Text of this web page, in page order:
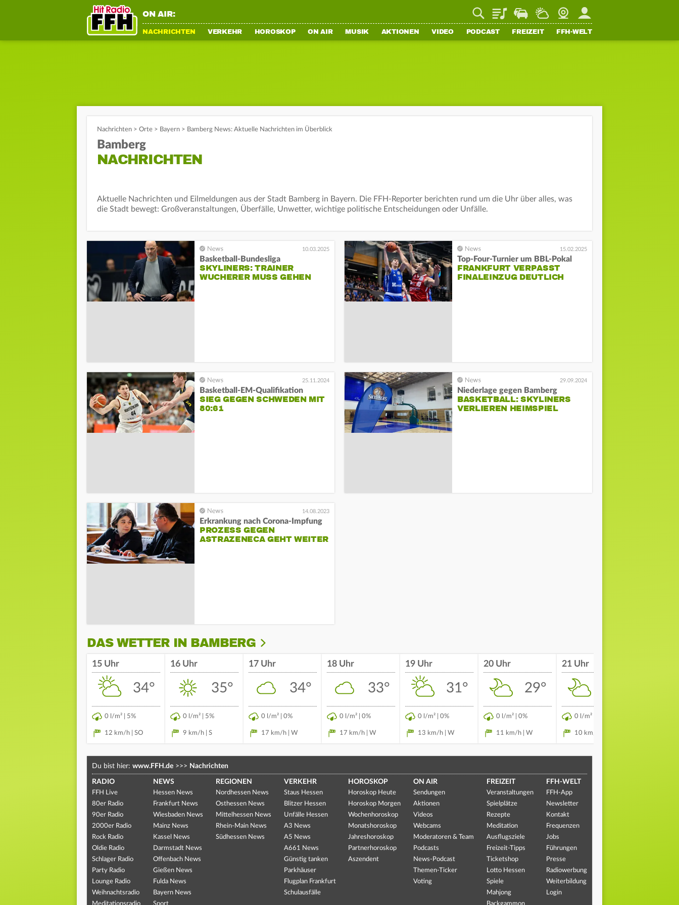
ON AIR: PlaylistStaupilotWetterWebcamMein FFH
NACHRICHTEN VERKEHR HOROSKOP ON AIR MUSIK AKTIONEN VIDEO PODCAST FREIZEIT FFH-WELT
Nachrichten > Orte > Bayern > Bamberg News: Aktuelle Nachrichten im Überblick
Bamberg
NACHRICHTEN
Aktuelle Nachrichten und Eilmeldungen aus der Stadt Bamberg in Bayern. Die FFH-Reporter berichten rund um die Uhr über alles, was
die Stadt bewegt: Großveranstaltungen, Überfälle, Unwetter, wichtige politische Entscheidungen oder Unfälle.
10.03.2025
Basketball-Bundesliga
SKYLINERS: TRAINER
WUCHERER MUSS GEHEN
15.02.2025
Top-Four-Turnier um BBL-Pokal
FRANKFURT VERPASST
FINALEINZUG DEUTLICH
25.11.2024
Basketball-EM-Qualifikation
SIEG GEGEN SCHWEDEN MIT
80:61
29.09.2024
Niederlage gegen Bamberg
BASKETBALL: SKYLINERS
VERLIEREN HEIMSPIEL
14.08.2023
Erkrankung nach Corona-Impfung
PROZESS GEGEN
ASTRAZENECA GEHT WEITER
DAS WETTER IN BAMBERG
15 Uhr
34°
0 l/m² | 5%
12 km/h | SO
16 Uhr
35°
0 l/m² | 5%
9 km/h | S
17 Uhr
34°
0 l/m² | 0%
17 km/h | W
18 Uhr
33°
0 l/m² | 0%
17 km/h | W
19 Uhr
31°
0 l/m² | 0%
13 km/h | W
20 Uhr
29°
0 l/m² | 0%
11 km/h | W
21 Uhr
0 l/m² | 0%
10 km/h | W
Du bist hier: www.FFH.de >>> Nachrichten
RADIO
FFH Live
80er Radio
90er Radio
2000er Radio
Rock Radio
Oldie Radio
Schlager Radio
Party Radio
Lounge Radio
Weihnachtsradio
NEWS
Hessen News
Frankfurt News
Wiesbaden News
Mainz News
Kassel News
Darmstadt News
Offenbach News
Gießen News
Fulda News
Bayern News
REGIONEN
Nordhessen News
Osthessen News
Mittelhessen News
Rhein-Main News
Südhessen News
VERKEHR
Staus Hessen
Blitzer Hessen
Unfälle Hessen
A3 News
A5 News
A661 News
Günstig tanken
Parkhäuser
Flugplan Frankfurt
Schulausfälle
HOROSKOP
Horoskop Heute
Horoskop Morgen
Wochenhoroskop
Monatshoroskop
Jahreshoroskop
Partnerhoroskop
Aszendent
ON AIR
Sendungen
Aktionen
Videos
Webcams
Moderatoren & Team
Podcasts
News-Podcast
Themen-Ticker
Voting
FREIZEIT
Veranstaltungen
Spielplätze
Rezepte
Meditation
Ausflugsziele
Freizeit-Tipps
Ticketshop
Lotto Hessen
Spiele
Mahjong
FFH-WELT
FFH-App
Newsletter
Kontakt
Frequenzen
Jobs
Führungen
Presse
Radiowerbung
Weiterbildung
Login